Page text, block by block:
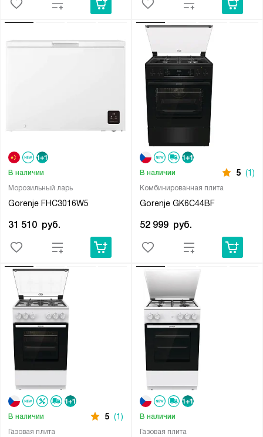
Морозильный ларь
Gorenje FHC3016W5
В наличии
31 510 руб.
Комбинированная плита
Gorenje GK6C44BF
В наличии 5 (1)
52 999 руб.
Газовая плита
В наличии 5 (1)
Газовая плита
В наличии